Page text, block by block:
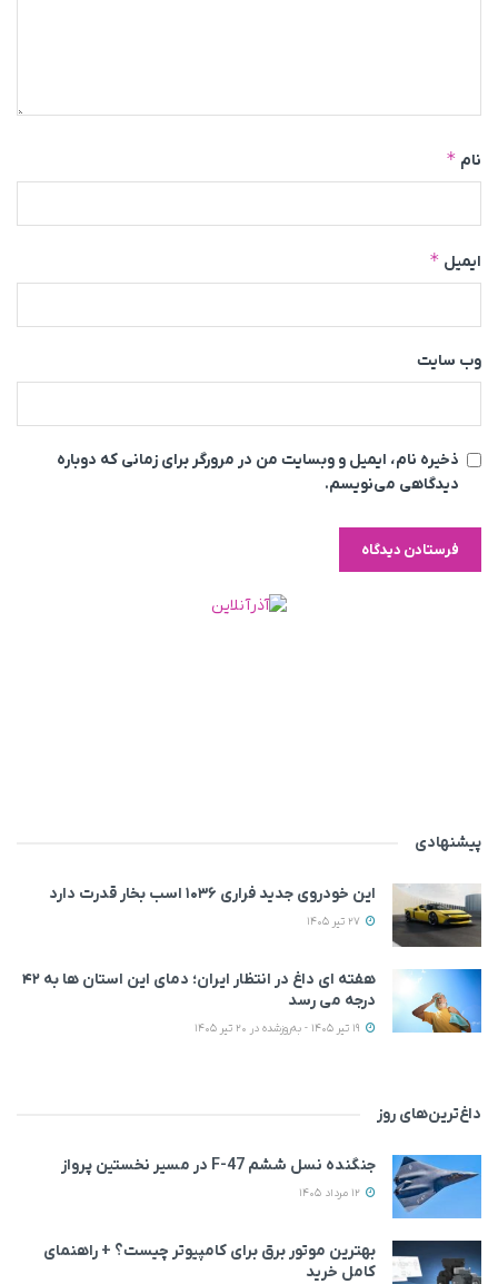
نام *
ایمیل *
وب‌ سایت
ذخیره نام، ایمیل و وبسایت من در مرورگر برای زمانی که دوباره
دیدگاهی می‌نویسم.
پیشنهادی
این خودروی جدید فراری ۱۰۳۶ اسب بخار قدرت دارد
هفته ای داغ در انتظار ایران؛ دمای این استان ها به ۴۲
درجه می رسد
داغ‌ترین‌های روز
جنگنده نسل ششم F-47 در مسیر نخستین پرواز
بهترین موتور برق برای کامپیوتر چیست؟ + راهنمای
کامل خرید